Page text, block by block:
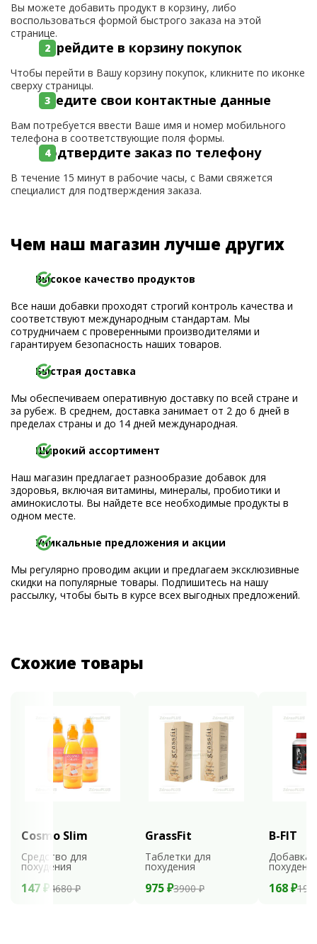
Вы можете добавить продукт в корзину, либо
воспользоваться формой быстрого заказа на этой
странице.
Перейдите в корзину покупок
Чтобы перейти в Вашу корзину покупок, кликните по иконке
сверху страницы.
Введите свои контактные данные
Вам потребуется ввести Ваше имя и номер мобильного
телефона в соответствующие поля формы.
Подтвердите заказ по телефону
В течение 15 минут в рабочие часы, с Вами свяжется
специалист для подтверждения заказа.
Чем наш магазин лучше других
Высокое качество продуктов
Все наши добавки проходят строгий контроль качества и
соответствуют международным стандартам. Мы
сотрудничаем с проверенными производителями и
гарантируем безопасность наших товаров.
Быстрая доставка
Мы обеспечиваем оперативную доставку по всей стране и
за рубеж. В среднем, доставка занимает от 2 до 6 дней в
пределах страны и до 14 дней международная.
Широкий ассортимент
Наш магазин предлагает разнообразие добавок для
здоровья, включая витамины, минералы, пробиотики и
аминокислоты. Вы найдете все необходимые продукты в
одном месте.
Уникальные предложения и акции
Мы регулярно проводим акции и предлагаем эксклюзивные
скидки на популярные товары. Подпишитесь на нашу
рассылку, чтобы быть в курсе всех выгодных предложений.
Схожие товары
Cosmo Slim
Средство для
похудения
147 ₽ 4680 ₽
GrassFit
Таблетки для
похудения
975 ₽3900 ₽
B-FIT
Добавка
168 ₽